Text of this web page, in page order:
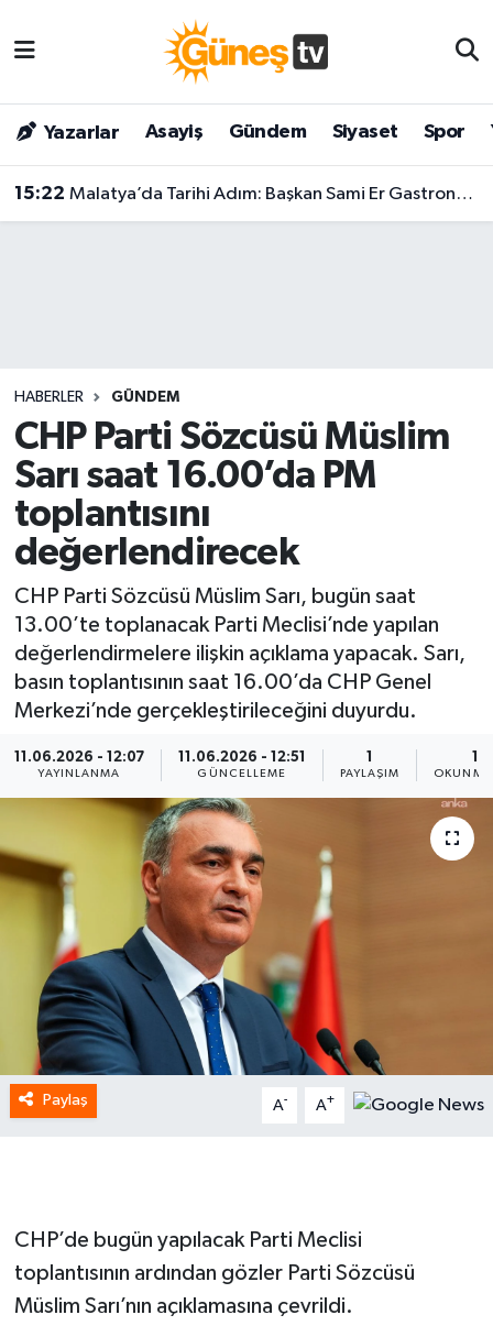
Yazarlar Asayiş Gündem Siyaset Spor
15:22 Malatya’da Tarihi Adım: Başkan Sami Er Gastronomi Sokağı’nda Dev Projeyi Açıkladı!
HABERLER GÜNDEM
CHP Parti Sözcüsü Müslim
Sarı saat 16.00’da PM
toplantısını
değerlendirecek
CHP Parti Sözcüsü Müslim Sarı, bugün saat
13.00’te toplanacak Parti Meclisi’nde yapılan
değerlendirmelere ilişkin açıklama yapacak. Sarı,
basın toplantısının saat 16.00’da CHP Genel
Merkezi’nde gerçekleştirileceğini duyurdu.
11.06.2026 - 12:07
YAYINLANMA
11.06.2026 - 12:51
GÜNCELLEME PAYLAŞIM OKUNMA
Paylaş A- A+
CHP’de bugün yapılacak Parti Meclisi
toplantısının ardından gözler Parti Sözcüsü
Müslim Sarı’nın açıklamasına çevrildi.
Bilim & Teknoloji
Dünya
Magazin
Siyaset
Spor
Yaşam
Malatya Nöbetçi Eczaneler
Malatya Hava Durumu
Malatya Namaz Vakitleri
Son Dakika Haberleri
Haber Arşivi